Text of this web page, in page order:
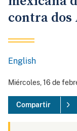
contra dos
English
Miércoles, 16 de
Compartir